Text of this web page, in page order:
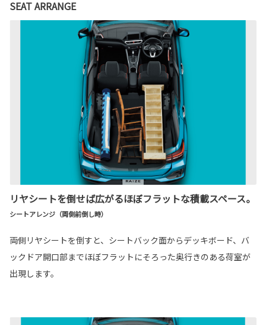
SEAT ARRANGE
リヤシートを倒せば広がるほぼフラットな積載スペース。
シートアレンジ（両側前倒し時）
両側リヤシートを倒すと、シートバック面からデッキボード、バ
ックドア開口部までほぼフラットにそろった奥行きのある荷室が
出現します。